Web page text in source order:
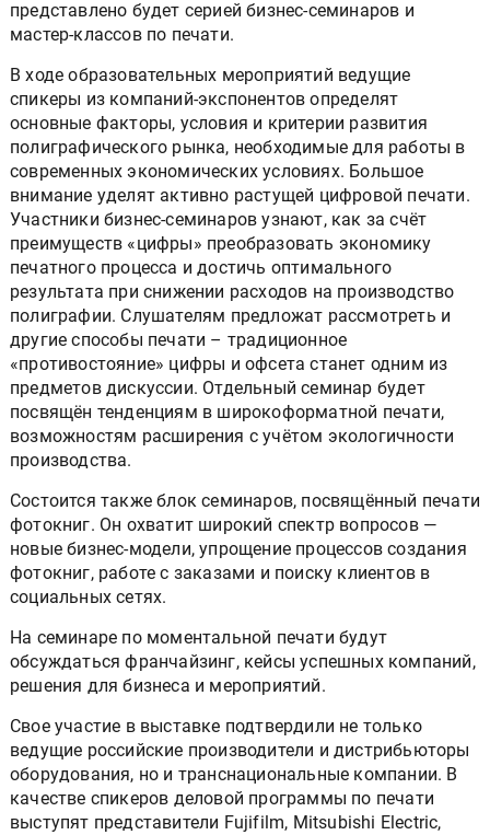
представлено будет серией бизнес-семинаров и
мастер-классов по печати.
В ходе образовательных мероприятий ведущие
спикеры из компаний-экспонентов определят
основные факторы, условия и критерии развития
полиграфического рынка, необходимые для работы в
современных экономических условиях. Большое
внимание уделят активно растущей цифровой печати.
Участники бизнес-семинаров узнают, как за счёт
преимуществ «цифры» преобразовать экономику
печатного процесса и достичь оптимального
результата при снижении расходов на производство
полиграфии. Слушателям предложат рассмотреть и
другие способы печати – традиционное
«противостояние» цифры и офсета станет одним из
предметов дискуссии. Отдельный семинар будет
посвящён тенденциям в широкоформатной печати,
возможностям расширения с учётом экологичности
производства.
Состоится также блок семинаров, посвящённый печати
фотокниг. Он охватит широкий спектр вопросов —
новые бизнес-модели, упрощение процессов создания
фотокниг, работе с заказами и поиску клиентов в
социальных сетях.
На семинаре по моментальной печати будут
обсуждаться франчайзинг, кейсы успешных компаний,
решения для бизнеса и мероприятий.
Свое участие в выставке подтвердили не только
ведущие российские производители и дистрибьюторы
оборудования, но и транснациональные компании. В
качестве спикеров деловой программы по печати
выступят представители Fujifilm, Mitsubishi Electric,